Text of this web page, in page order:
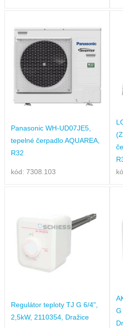
Panasonic WH-UD07JE5,
tepelné čerpadlo AQUAREA,
R32
kód: 7308.103
Regulátor teploty TJ G 6/4",
2,5kW, 2110354, Dražice
G